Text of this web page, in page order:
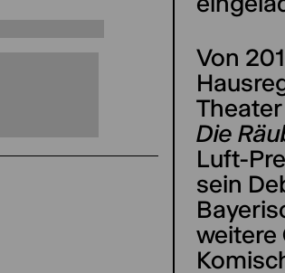
Von
Die
Luft-
sein
weitere